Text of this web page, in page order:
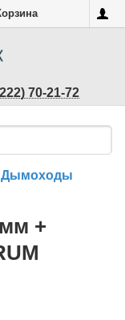
70-21-72
Дымоходы
+